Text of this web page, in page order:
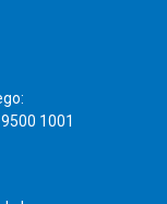
1001